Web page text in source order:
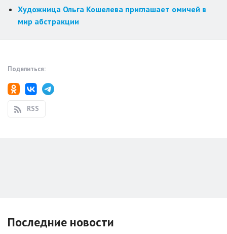
Художница Ольга Кошелева приглашает омичей в
мир абстракции
Поделиться:
RSS
Последние новости